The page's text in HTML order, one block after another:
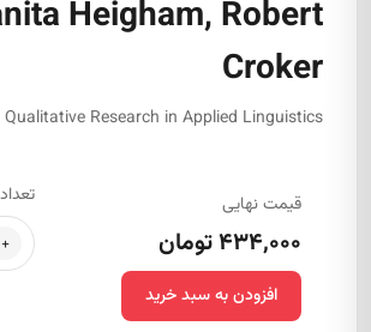
Heigham, Robert
Croker
Qualitative Research in Applied Linguistics
قیمت نهایی
۴۳۴,۰۰۰ تومان
تعداد
+
افزودن به سبد خرید